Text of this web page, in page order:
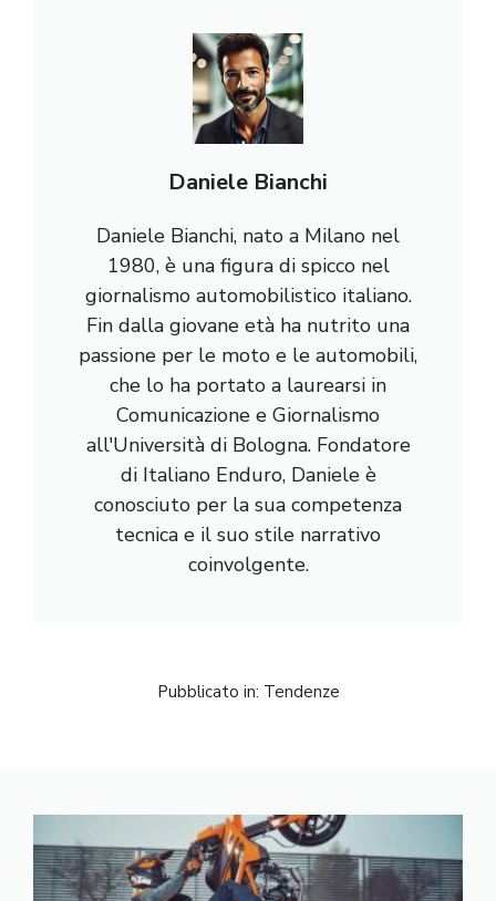
Daniele Bianchi
Daniele Bianchi, nato a Milano nel
1980, è una figura di spicco nel
giornalismo automobilistico italiano.
Fin dalla giovane età ha nutrito una
passione per le moto e le automobili,
che lo ha portato a laurearsi in
Comunicazione e Giornalismo
all'Università di Bologna. Fondatore
di Italiano Enduro, Daniele è
conosciuto per la sua competenza
tecnica e il suo stile narrativo
coinvolgente.
Pubblicato in: Tendenze